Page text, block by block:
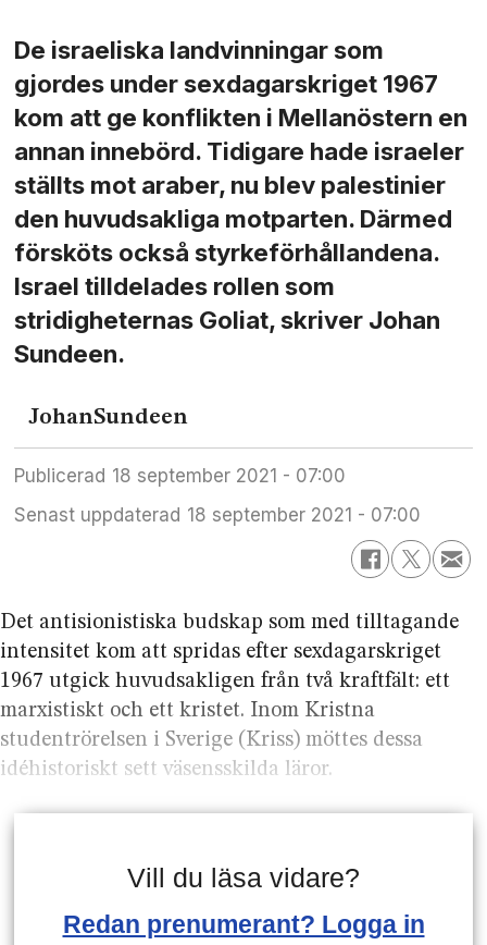
De israeliska landvinningar som
gjordes under sexdagarskriget 1967
kom att ge konflikten i Mellanöstern en
annan innebörd. Tidigare hade israeler
ställts mot araber, nu blev palestinier
den huvudsakliga motparten. Därmed
försköts också styrkeförhållandena.
Israel tilldelades rollen som
stridigheternas Goliat, skriver Johan
Sundeen.
JohanSundeen
Publicerad
18 september 2021 - 07:00
Senast uppdaterad
18 september 2021 - 07:00
Det antisionistiska budskap som med tilltagande
intensitet kom att spridas efter sexdagarskriget
1967 utgick huvudsakligen från två kraftfält: ett
marxistiskt och ett kristet. Inom Kristna
studentrörelsen i Sverige (Kriss) möttes dessa
idéhistoriskt sett väsensskilda läror.
Vill du läsa vidare?
Redan prenumerant? Logga in